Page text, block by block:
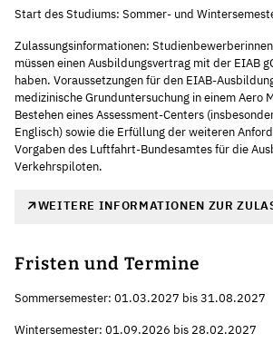
Start des Studiums: Sommer- und
Zulassungsinformationen:
müssen einen Ausbildungsvertrag mit der EIAB
haben. Voraussetzungen für den EIAB-
medizinische Grunduntersuchung in einem Aero
Bestehen eines Assessment-Centers
Englisch) sowie die Erfüllung der weiteren
Vorgaben des Luftfahrt-Bundesamtes für die
Verkehrspiloten.
WEITERE INFORMATIONEN ZUR
Fristen und Termine
Sommersemester: 01.03.2027 bis 31.08.2027
Wintersemester: 01.09.2026 bis 28.02.2027